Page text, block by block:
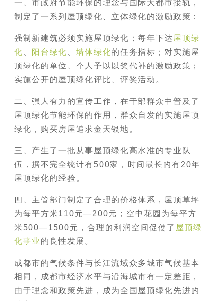
一、市政府节能环保的理念与国际大都市接轨，
制定了一系列屋顶绿化、立体绿化的激励政策：
强制新建筑必须实施屋顶绿化；每年下达 屋顶绿
化
阳台绿化 、墙体绿化的任务指标；对实施屋
顶绿化的单位、个人予以以奖代补的激励政策；
实施公开的屋顶绿化评比、评奖活动。
二、强大有力的宣传工作，在干部群众中普及了
屋顶绿化节能环保的作用，群众自发的实施屋顶
绿化，购买房屋追求金天银地。
三、产生了一批从事屋顶绿化高水准的专业队
伍，据不完全统计有500家，时间最长的有20年
屋顶绿化的经验。
四、主管部门制定了合理的价格体系，屋顶草坪
为每平方米110元—200元；空中花园为每平方
米500—1500元，合理的利润空间促使了 屋顶绿
化事业 的良性发展。
成都市的气候条件与长江流域众多城市气候基本
相同，成都市经济水平与沿海城市有一定差距，
由于理念和政策先进，成为全国屋顶绿化先进的